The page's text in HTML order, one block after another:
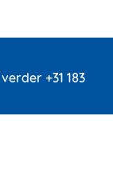
+31 183